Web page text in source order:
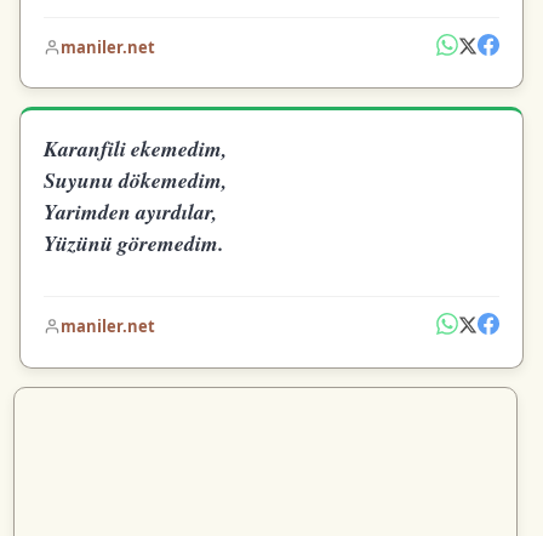
maniler.net
Karanfili ekemedim,
Suyunu dökemedim,
Yarimden ayırdılar,
Yüzünü göremedim.
maniler.net